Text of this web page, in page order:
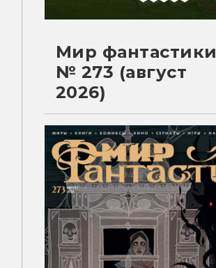
Мир фантастики
№ 273 (август
2026)